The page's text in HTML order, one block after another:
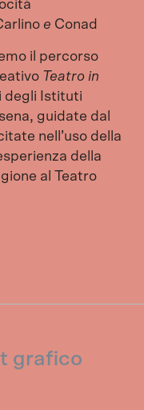
e Conad
il percorso
Teatro in
degli Istituti
guidate dal
nell’uso della
della
al Teatro
grafico